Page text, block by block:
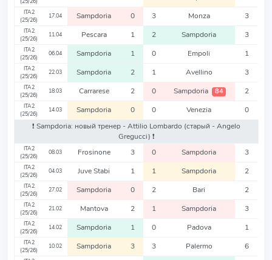
ITA2
(25/26)
17.04 Sampdoria 0 3 Monza 3
ITA2
(25/26)
11.04 Pescara 1 2 Sampdoria 3
ITA2
(25/26)
06.04 Sampdoria 1 0 Empoli 1
ITA2
(25/26)
22.03 Sampdoria 2 1 Avellino 3
ITA2
(25/26)
18.03 Carrarese 2 0 Sampdoria 84 2
ITA2
(25/26)
14.03 Sampdoria 0 0 Venezia
0
❗️ Sampdoria: новый тренер - Attilio Lombardo (старый - Angelo
Gregucci) ❗️
ITA2
(25/26)
08.03 Frosinone 3 0 Sampdoria 3
ITA2
(25/26)
04.03 Juve Stabi 1 1 Sampdoria 2
ITA2
(25/26)
27.02 Sampdoria 0 2 Bari 2
ITA2
(25/26)
21.02 Mantova 2 1 Sampdoria 3
ITA2
(25/26)
14.02 Sampdoria 1 0 Padova 1
ITA2
(25/26)
10.02 Sampdoria 3 3 Palermo 6